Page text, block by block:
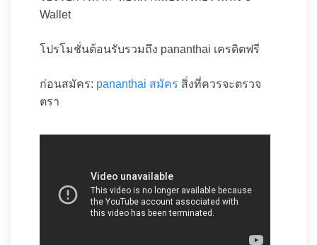
Wallet
โปรโมชั่นต้อนรับรวมถึง pananthai เครดิตฟรี
ก่อนสมัคร: pananthai สมัคร สิ่งที่ควรจะตรวจ
ตรา